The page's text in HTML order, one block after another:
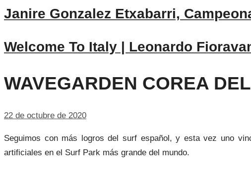
Janire Gonzalez Etxabarri,
Welcome To Italy | Leonardo
WAVEGARDEN COREA
22 de octubre de 2020
Seguimos con más logros del surf español, y esta vez uno
artificiales en el Surf Park más grande del mundo.